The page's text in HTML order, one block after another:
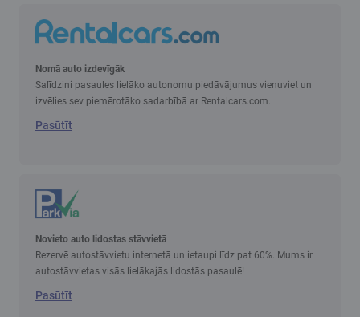
Nomā auto izdevīgāk
Salīdzini pasaules lielāko autonomu piedāvājumus vienuviet un
izvēlies sev piemērotāko sadarbībā ar Rentalcars.com.
Pasūtīt
Novieto auto lidostas stāvvietā
Rezervē autostāvvietu internetā un ietaupi līdz pat 60%. Mums ir
autostāvvietas visās lielākajās lidostās pasaulē!
Pasūtīt